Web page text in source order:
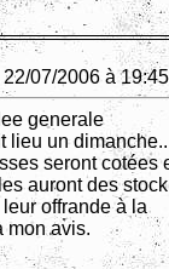
22/07/2006 à
generale
lieu un
seront cotées
auront des stock
offrande à la
mon avis.